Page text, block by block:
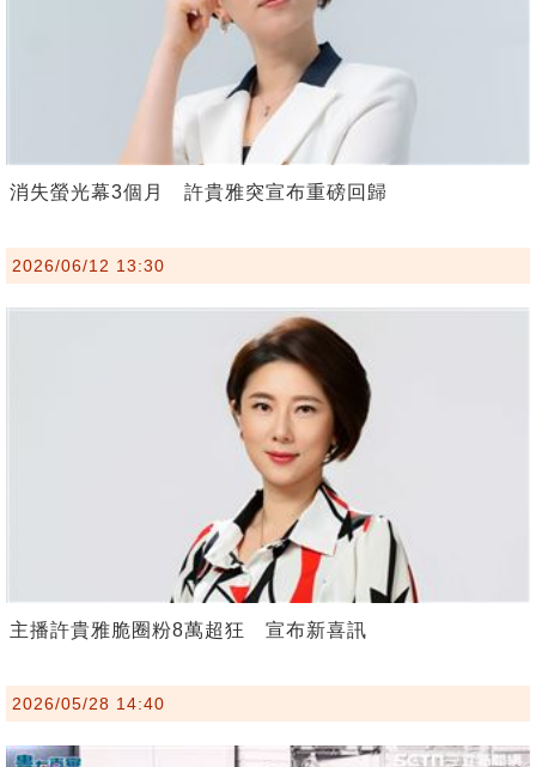
消失螢光幕3個月 許貴雅突宣布重磅回歸
2026/06/12 13:30
主播許貴雅脆圈粉8萬超狂 宣布新喜訊
2026/05/28 14:40